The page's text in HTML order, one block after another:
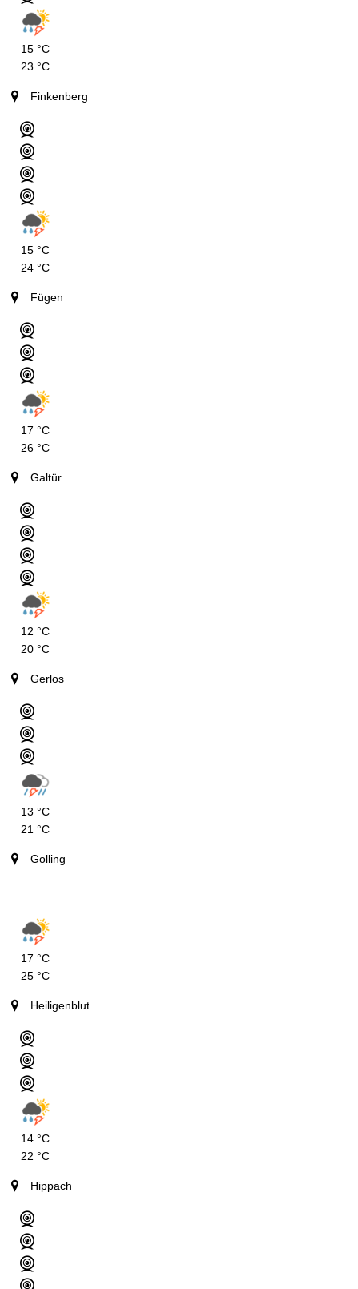
15 °C
23 °C
Finkenberg
15 °C
24 °C
Fügen
17 °C
26 °C
Galtür
12 °C
20 °C
Gerlos
13 °C
21 °C
Golling
17 °C
25 °C
Heiligenblut
14 °C
22 °C
Hippach